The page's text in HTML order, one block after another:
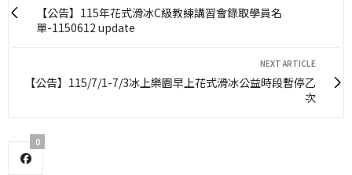
【公告】115年花式滑冰C級教練講習會錄取學員名
單-1150612 update
NEXT ARTICLE
【公告】115/7/1-7/3冰上樂園早上花式滑冰公益時段暫停乙
次
0